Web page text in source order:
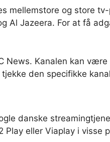
mellemstore og store
Al Jazeera. For at få
News. Kanalen kan
den specifikke
danske
eller Viaplay i visse